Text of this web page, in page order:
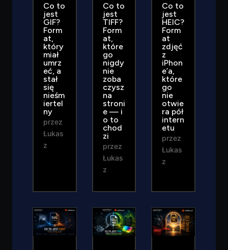
Co to
jest
GIF?
Form
at,
który
miał
umrz
eć, a
stał
się
nieśm
iertel
ny
przez
Łukas
z
Co to
jest
TIFF?
Form
at,
które
go
nigdy
nie
zoba
czysz
na
stroni
e — i
o to
chod
zi
przez
Łukas
z
Co to
jest
HEIC?
Form
at
zdjęć
z
iPhon
e’a,
które
go
nie
otwie
ra pół
intern
etu
przez
Łukas
z